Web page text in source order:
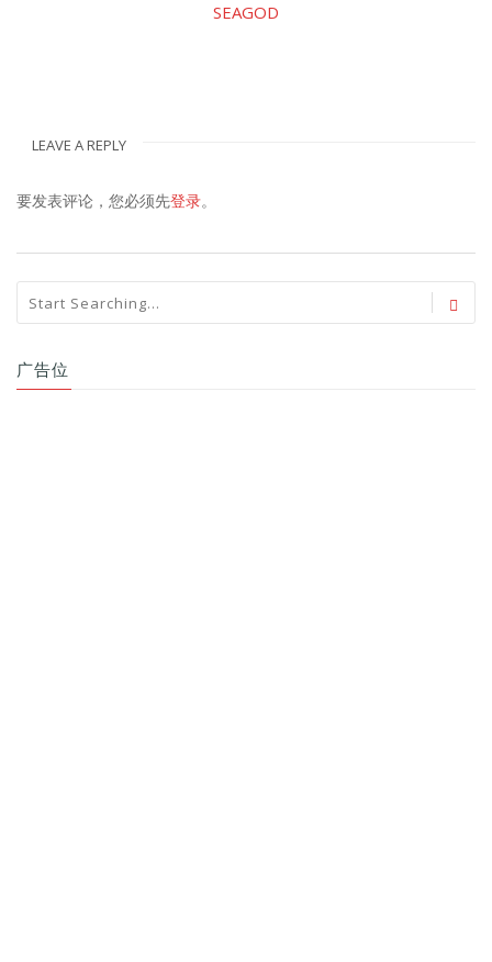
SEAGOD
LEAVE A REPLY
要发表评论，您必须先登录。
广告位